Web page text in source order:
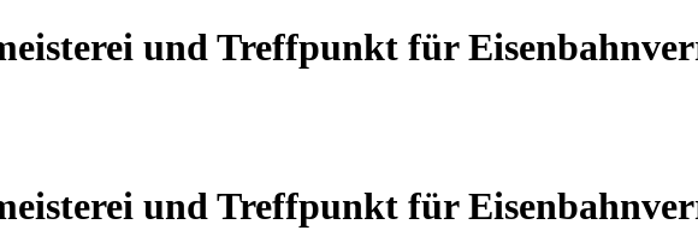
und Treffpunkt für
und Treffpunkt für